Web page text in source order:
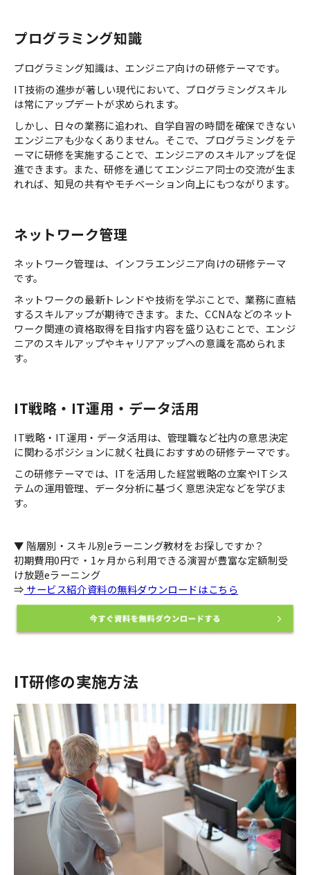
プログラミング知識
プログラミング知識は、エンジニア向けの研修テーマです。
IT技術の進歩が著しい現代において、プログラミングスキル
は常にアップデートが求められます。
しかし、日々の業務に追われ、自学自習の時間を確保できない
エンジニアも少なくありません。そこで、プログラミングをテ
ーマに研修を実施することで、エンジニアのスキルアップを促
進できます。また、研修を通じてエンジニア同士の交流が生ま
れれば、知見の共有やモチベーション向上にもつながります。
ネットワーク管理
ネットワーク管理は、インフラエンジニア向けの研修テーマ
です。
ネットワークの最新トレンドや技術を学ぶことで、業務に直結
するスキルアップが期待できます。また、CCNAなどのネット
ワーク関連の資格取得を目指す内容を盛り込むことで、エンジ
ニアのスキルアップやキャリアアップへの意識を高められま
す。
IT戦略・IT運用・データ活用
IT戦略・IT運用・データ活用は、管理職など社内の意思決定
に関わるポジションに就く社員におすすめの研修テーマです。
この研修テーマでは、ITを活用した経営戦略の立案やITシス
テムの運用管理、データ分析に基づく意思決定などを学びま
す。
▼ 階層別・スキル別eラーニング教材をお探しですか？
初期費用0円で・1ヶ月から利用できる演習が豊富な定額制受
け放題eラーニング
⇒ サービス紹介資料の無料ダウンロードはこちら
IT研修の実施方法